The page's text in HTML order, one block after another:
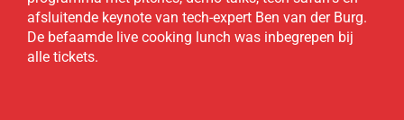
afsluitende keynote van tech-expert Ben van der Burg.
De befaamde live cooking lunch was inbegrepen bij
alle tickets.